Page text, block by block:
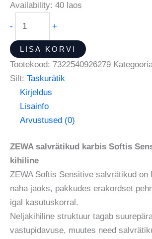
Availability: 40 laos
- +
LISA KORVI
Tootekood: 7322540926279
Silt: Taskurätik
Kirjeldus
Lisainfo
Arvustused (0)
ZEWA salvrätikud karbis Softis
kihiline
ZEWA Softis Sensitive salvrätikud on
naha jaoks, pakkudes erakordset
igal kasutuskorral.
Neljakihiline struktuur tagab
vastupidavuse, muutes need